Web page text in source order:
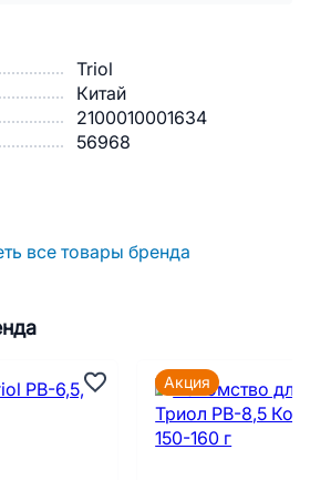
Triol
Китай
2100010001634
56968
все товары бренда
Акция